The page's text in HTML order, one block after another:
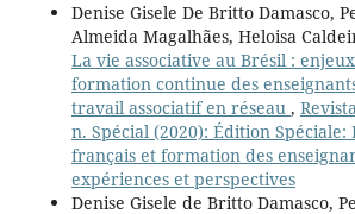
Denise Gisele De Britto Damasco,
Almeida Magalhães, Heloisa
La vie associative au Brésil :
formation continue des
travail associatif en réseau ,
n. Spécial (2020): Édition
français et formation des
expériences et perspectives
Denise Gisele de Britto Damasco,